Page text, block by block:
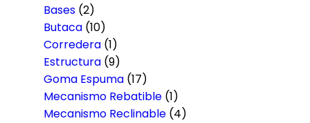
Bases (2)
Butaca (10)
Corredera (1)
Estructura (9)
Goma Espuma (17)
Mecanismo Rebatible (1)
Mecanismo Reclinable (4)